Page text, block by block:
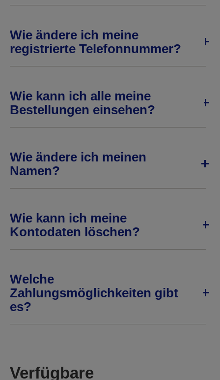
Wie ändere ich meine
registrierte Telefonnummer?
Wie kann ich alle meine
Bestellungen einsehen?
Wie ändere ich meinen
Namen?
Wie kann ich meine
Kontodaten löschen?
Welche
Zahlungsmöglichkeiten gibt
es?
Verfügbare